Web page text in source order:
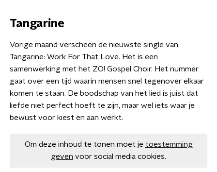
Tangarine
Vorige maand verscheen de nieuwste single van
Tangarine: Work For That Love. Het is een
samenwerking met het ZO! Gospel Choir. Het nummer
gaat over een tijd waarin mensen snel tegenover elkaar
komen te staan. De boodschap van het lied is juist dat
liefde niet perfect hoeft te zijn, maar wel iets waar je
bewust voor kiest en aan werkt.
Om deze inhoud te tonen moet je toestemming
geven voor social media cookies.